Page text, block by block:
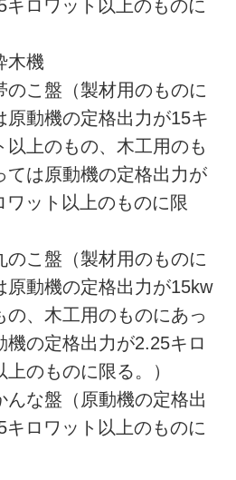
キロワット以上のものに
木機
のこ盤（製材用のものに
原動機の定格出力が15キ
以上のもの、木工用のも
ては原動機の定格出力が
ワット以上のものに限
のこ盤（製材用のものに
原動機の定格出力が15kw
の、木工用のものにあっ
機の定格出力が2.25キロ
上のものに限る。）
んな盤（原動機の定格出
キロワット以上のものに